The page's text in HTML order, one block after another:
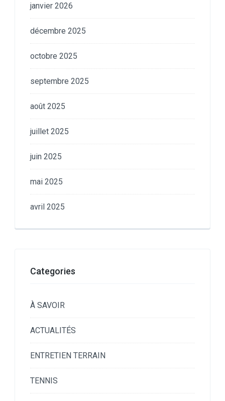
janvier 2026
décembre 2025
octobre 2025
septembre 2025
août 2025
juillet 2025
juin 2025
mai 2025
avril 2025
Categories
À SAVOIR
ACTUALITÉS
ENTRETIEN TERRAIN
TENNIS